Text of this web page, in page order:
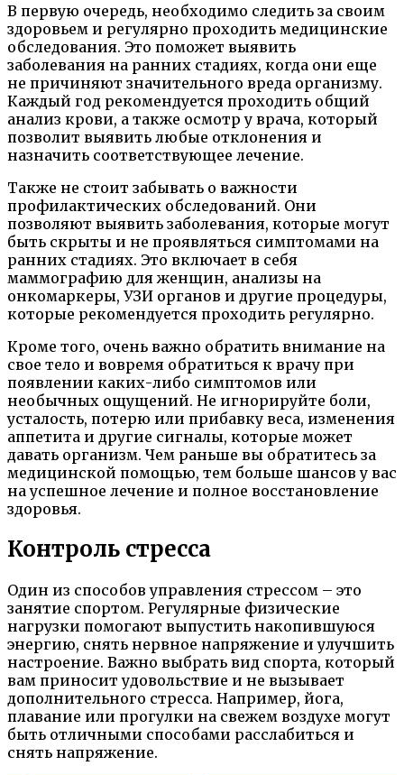
В первую очередь, необходимо следить за своим
здоровьем и регулярно проходить медицинские
обследования. Это поможет выявить
заболевания на ранних стадиях, когда они еще
не причиняют значительного вреда организму.
Каждый год рекомендуется проходить общий
анализ крови, а также осмотр у врача, который
позволит выявить любые отклонения и
назначить соответствующее лечение.
Также не стоит забывать о важности
профилактических обследований. Они
позволяют выявить заболевания, которые могут
быть скрыты и не проявляться симптомами на
ранних стадиях. Это включает в себя
маммографию для женщин, анализы на
онкомаркеры, УЗИ органов и другие процедуры,
которые рекомендуется проходить регулярно.
Кроме того, очень важно обратить внимание на
свое тело и вовремя обратиться к врачу при
появлении каких-либо симптомов или
необычных ощущений. Не игнорируйте боли,
усталость, потерю или прибавку веса, изменения
аппетита и другие сигналы, которые может
давать организм. Чем раньше вы обратитесь за
медицинской помощью, тем больше шансов у вас
на успешное лечение и полное восстановление
здоровья.
Контроль стресса
Один из способов управления стрессом – это
занятие спортом. Регулярные физические
нагрузки помогают выпустить накопившуюся
энергию, снять нервное напряжение и улучшить
настроение. Важно выбрать вид спорта, который
вам приносит удовольствие и не вызывает
дополнительного стресса. Например, йога,
плавание или прогулки на свежем воздухе могут
быть отличными способами расслабиться и
снять напряжение.